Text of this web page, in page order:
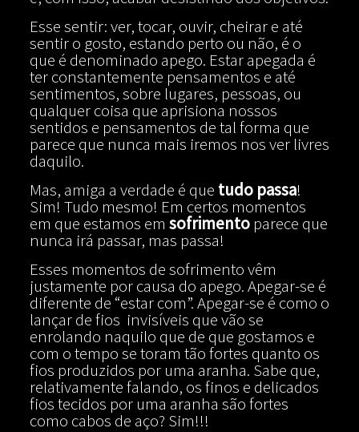
Esse sentir: ver, tocar, ouvir, cheirar e até
sentir o gosto, estando perto ou não, é o
que é denominado apego. Estar apegada é
ter constantemente pensamentos e até
sentimentos, sobre lugares, pessoas, ou
qualquer coisa que aprisiona nossos
sentidos e pensamentos de tal forma que
parece que nunca mais iremos nos ver livres
daquilo.
Mas, amiga a verdade é que tudo passa!
Sim! Tudo mesmo! Em certos momentos
em que estamos em sofrimentoparece que
nunca irá passar, mas passa!
Esses momentos de sofrimento vêm
justamente por causa do apego. Apegar-se é
diferente de “estar com”. Apegar-se é como o
lançar de fios invisíveis que vão se
enrolando naquilo que de que gostamos e
com o tempo se toram tão fortes quanto os
fios produzidos por uma aranha. Sabe que,
relativamente falando, os finos e delicados
fios tecidos por uma aranha são fortes
como cabos de aço? Sim!!!